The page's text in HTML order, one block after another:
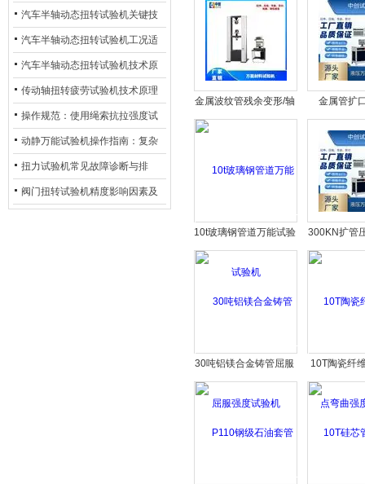
化
及产业落地应用
汽车半轴动态扭转试验机关键技
术及产业落地应用
汽车半轴动态扭转试验机工况适
配与质控应用探析
汽车半轴动态扭转试验机技术原
理与行业应用
传动轴扭转疲劳试验机技术原理
与行业应用
操作规范：使用绳索抗拉强度试
验机的完整测试步骤
动静万能试验机操作指南：复杂
动态测试的标准化流程
扭力试验机常见故障诊断与排
除：从传感器信号异常到机械传
阀门扭转试验机精度影响因素及
金属波纹管残余变形/轴
向位移试验机、山东济
金属管扩
（GBT 242-
管 扩口试
10t玻璃钢管道万能试验
机
300KN扩管
形试验机、
30吨铝镁合金铸管屈服
强度试验机
10T陶瓷纤
弯曲强